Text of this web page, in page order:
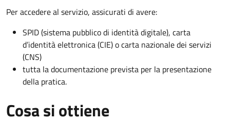
Per accedere al servizio, assicurati di avere:
SPID (sistema pubblico di identità digitale), carta
d’identità elettronica (CIE) o carta nazionale dei servizi
(CNS)
tutta la documentazione prevista per la presentazione
della pratica.
Cosa si ottiene